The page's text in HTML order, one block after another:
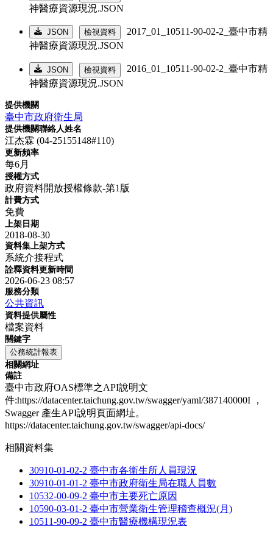
神醫療資源現況.JSON
JSON 檢視資料
2017_01_10511-90-02-2_臺中市精
神醫療資源現況.JSON
JSON 檢視資料
2016_01_10511-90-02-2_臺中市精
神醫療資源現況.JSON
提供機關
臺中市政府衛生局
提供機關聯絡人姓名
江杰霖 (04-25155148#110)
更新頻率
每6月
授權方式
政府資料開放授權條款-第1版
計費方式
免費
上架日期
2018-08-30
資料集上架方式
系統介接程式
詮釋資料更新時間
2026-06-23 08:57
服務分類
公共資訊
資料提供屬性
檔案資料
關鍵字
公務統計報表
相關網址
備註
臺中市政府OAS標準之API說明文
件:https://datacenter.taichung.gov.tw/swagger/yaml/387140000I ，
Swagger 產生API說明頁面網址。
https://datacenter.taichung.gov.tw/swagger/api-docs/
相關資料集
30910-01-02-2 臺中市各衛生所人員現況
30910-01-01-2 臺中市政府衛生局在職人員數
10532-00-09-2 臺中市主要死亡原因
10590-03-01-2 臺中市營業衛生管理稽查概況(月)
10511-90-09-2 臺中市醫療機構現況表